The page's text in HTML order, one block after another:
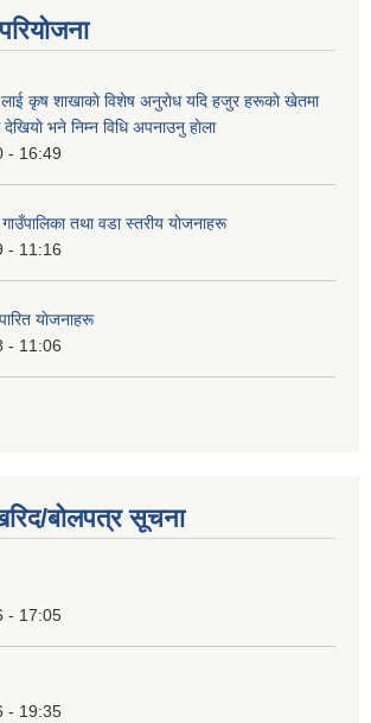
कृष शाखाकाे विशेष अनुराेध यदि हजुर हरूकाे खेतमा
भने निम्न विधि अपनाउनु हाेला
- 16:49
तथा वडा स्तरीय याेजनाहरू
- 11:16
याेजनाहरू
- 11:06
बोलपत्र सूचना
- 17:05
- 19:35